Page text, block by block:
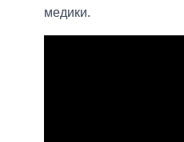
медики.